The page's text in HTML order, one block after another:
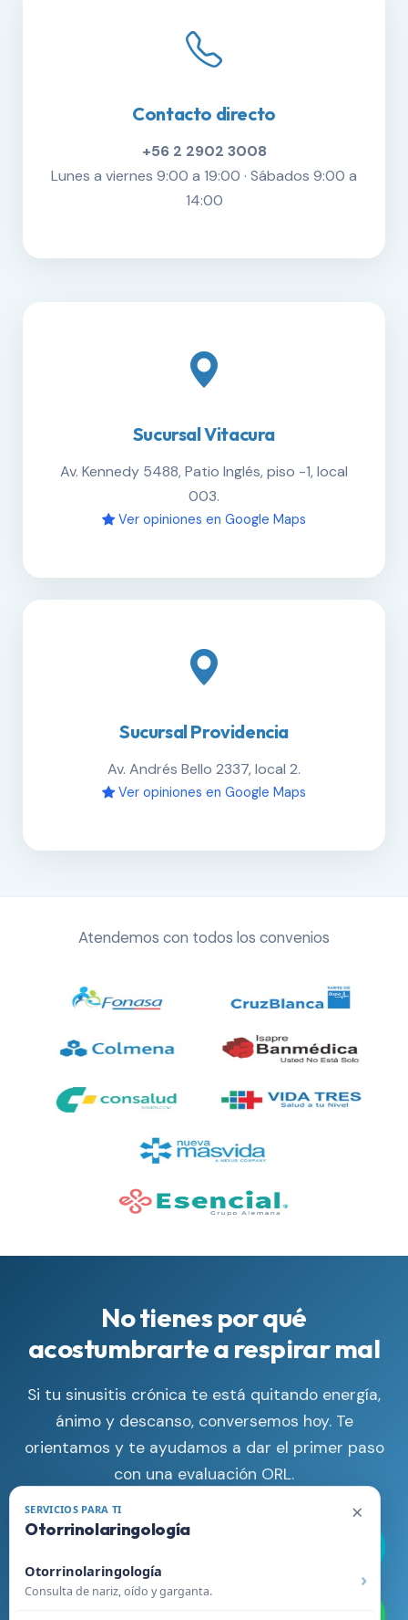
Contacto directo
+56 2 2902 3008
Lunes a viernes 9:00 a 19:00 · Sábados 9:00 a
14:00
Sucursal Vitacura
Av. Kennedy 5488, Patio Inglés, piso -1, local
003.
Ver opiniones en Google Maps
Sucursal Providencia
Av. Andrés Bello 2337, local 2.
Ver opiniones en Google Maps
Atendemos con todos los convenios
No tienes por qué
acostumbrarte a respirar mal
Si tu sinusitis crónica te está quitando energía,
ánimo y descanso, conversemos hoy. Te
orientamos y te ayudamos a dar el primer paso
con una evaluación ORL.
SERVICIOS PARA TI
Otorrinolaringología
×
Otorrinolaringología
Consulta de nariz, oído y garganta.